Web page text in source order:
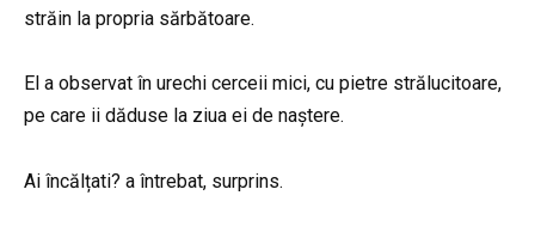
străin la propria sărbătoare.
El a observat în urechi cerceii mici, cu pietre strălucitoare,
pe care ii dăduse la ziua ei de naștere.
Ai încălțati? a întrebat, surprins.